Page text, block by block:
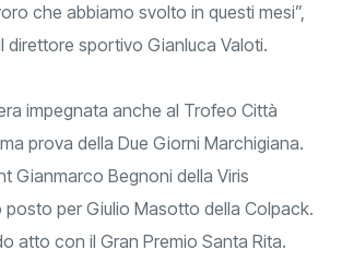
che abbiamo svolto in questi mesi”,
direttore sportivo Gianluca Valoti.
impegnata anche al Trofeo Città
prova della Due Giorni Marchigiana.
Gianmarco Begnoni della Viris
posto per Giulio Masotto della Colpack.
atto con il Gran Premio Santa Rita.